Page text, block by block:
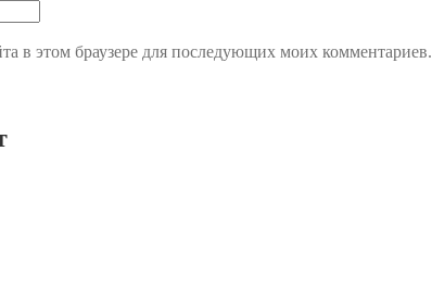
в этом браузере для последующих моих комментариев.